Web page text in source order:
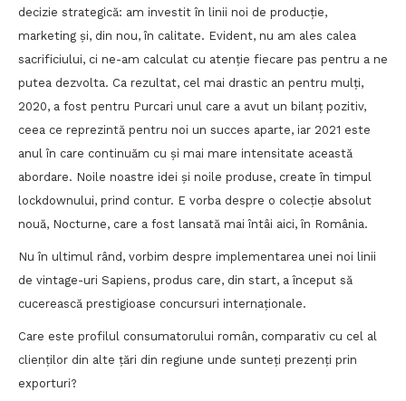
decizie strategică: am investit în linii noi de producție,
marketing și, din nou, în calitate. Evident, nu am ales calea
sacrificiului, ci ne-am calculat cu atenție fiecare pas pentru a ne
putea dezvolta. Ca rezultat, cel mai drastic an pentru mulți,
2020, a fost pentru Purcari unul care a avut un bilanț pozitiv,
ceea ce reprezintă pentru noi un succes aparte, iar 2021 este
anul în care continuăm cu și mai mare intensitate această
abordare. Noile noastre idei și noile produse, create în timpul
lockdownului, prind contur. E vorba despre o colecție absolut
nouă, Nocturne, care a fost lansată mai întâi aici, în România.
Nu în ultimul rând, vorbim despre implementarea unei noi linii
de vintage-uri Sapiens, produs care, din start, a început să
cucerească prestigioase concursuri internaționale.
Care este profilul consumatorului român, comparativ cu cel al
clienților din alte țări din regiune unde sunteți prezenți prin
exporturi?